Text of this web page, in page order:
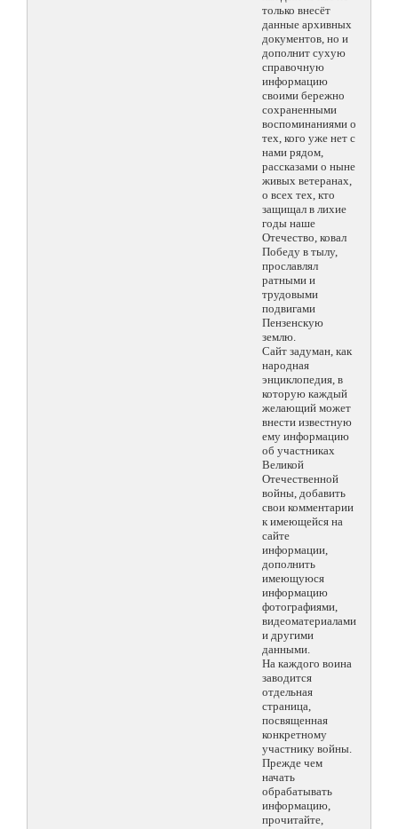
только внесёт
данные архивных
документов, но и
дополнит сухую
справочную
информацию
своими бережно
сохраненными
воспоминаниями о
тех, кого уже нет с
нами рядом,
рассказами о ныне
живых ветеранах,
о всех тех, кто
защищал в лихие
годы наше
Отечество, ковал
Победу в тылу,
прославлял
ратными и
трудовыми
подвигами
Пензенскую
землю.
Сайт задуман, как
народная
энциклопедия, в
которую каждый
желающий может
внести известную
ему информацию
об участниках
Великой
Отечественной
войны, добавить
свои комментарии
к имеющейся на
сайте
информации,
дополнить
имеющуюся
информацию
фотографиями,
видеоматериалами
и другими
данными.
На каждого воина
заводится
отдельная
страница,
посвященная
конкретному
участнику войны.
Прежде чем
начать
обрабатывать
информацию,
прочитайте,